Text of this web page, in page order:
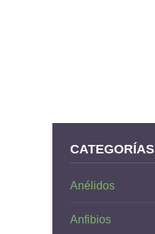
CATEGORÍAS
Anélidos
Anfibios